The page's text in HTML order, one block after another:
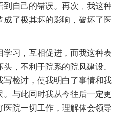
到自己的错误。再次，我这种
成了极其坏的影响，破坏了医
学习，互相促进，而我这种表
，不利于院系的院风建设。
写检讨，使我明白了事情和我
。与此同时我从今往后一定更
医院一切工作，理解体会领导